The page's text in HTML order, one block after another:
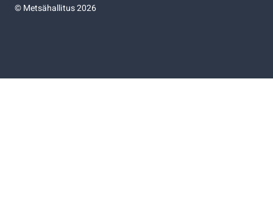
©Metsähallitus 2026